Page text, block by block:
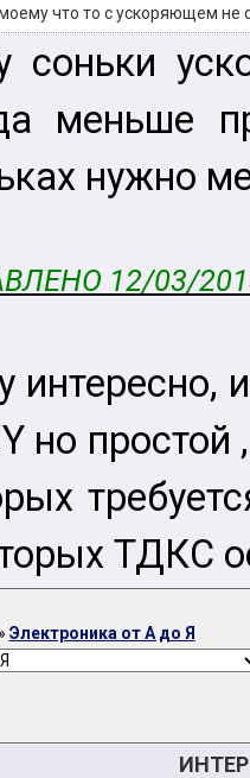
что то с ускоряющем не
соньки
меньше
нужно
12/03/
интересно,
но
ТДКС
Электроника от А до Я